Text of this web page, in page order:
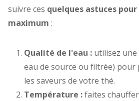
suivre ces quelques astuces
maximum :
Qualité de l'eau : utilisez une
eau de source ou filtrée)
les saveurs de votre thé.
Température :faites